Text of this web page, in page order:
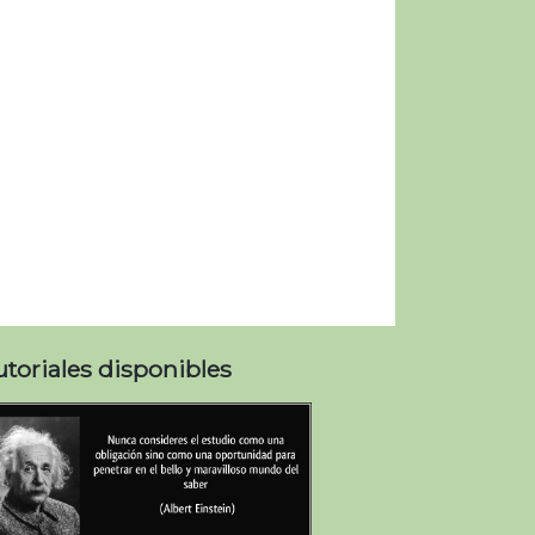
disponibles